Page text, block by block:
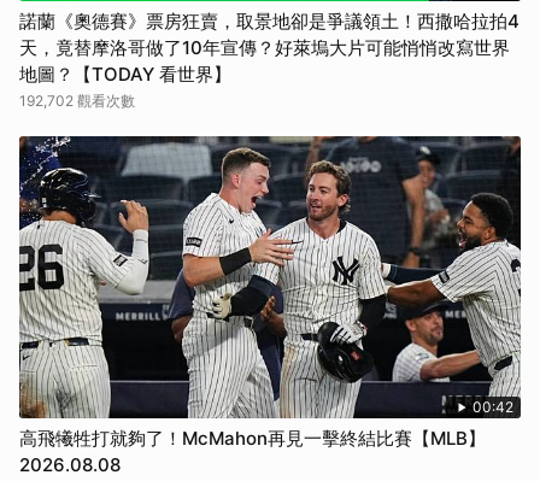
諾蘭《奧德賽》票房狂賣，取景地卻是爭議領土！西撒哈拉拍4
天，竟替摩洛哥做了10年宣傳？好萊塢大片可能悄悄改寫世界
地圖？【TODAY 看世界】
192,702 觀看次數
00:42
高飛犧牲打就夠了！McMahon再見一擊終結比賽【MLB】
2026.08.08